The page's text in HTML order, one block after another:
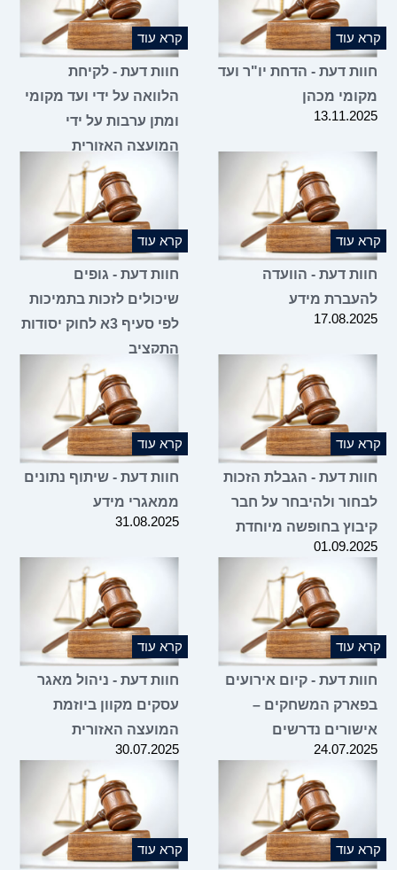
קרא עוד
חוות דעת - הדחת יו"ר ועד
מקומי מכהן
13.11.2025
קרא עוד
חוות דעת - לקיחת
הלוואה על ידי ועד מקומי
ומתן ערבות על ידי
המועצה האזורית
קרא עוד
חוות דעת - הוועדה
להעברת מידע
17.08.2025
קרא עוד
חוות דעת - גופים
שיכולים לזכות בתמיכות
לפי סעיף 3א לחוק יסודות
התקציב
קרא עוד
חוות דעת - הגבלת הזכות
לבחור ולהיבחר על חבר
קיבוץ בחופשה מיוחדת
01.09.2025
קרא עוד
חוות דעת - שיתוף נתונים
ממאגרי מידע
31.08.2025
קרא עוד
חוות דעת - קיום אירועים
בפארק המשחקים –
אישורים נדרשים
24.07.2025
קרא עוד
חוות דעת - ניהול מאגר
עסקים מקוון ביוזמת
המועצה האזורית
30.07.2025
קרא עוד קרא עוד